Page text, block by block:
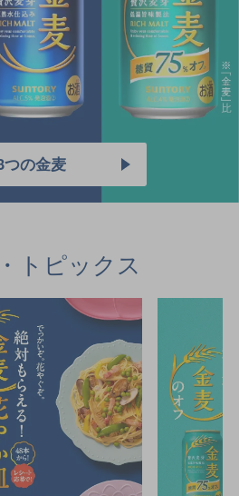
つの金麦
トピックス